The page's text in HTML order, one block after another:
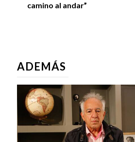
camino al andar”
ADEMÁS